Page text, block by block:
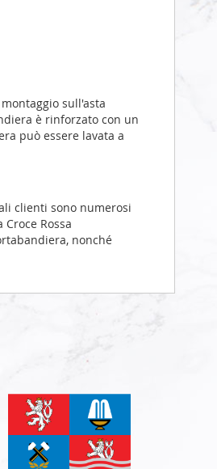
sull'asta
è rinforzato con un
può essere lavata a
clienti sono numerosi
Rossa
nonché